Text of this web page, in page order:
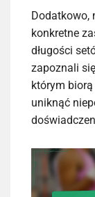
Dodatkowo,
konkretne
długości
zapoznali
którym
uniknąć